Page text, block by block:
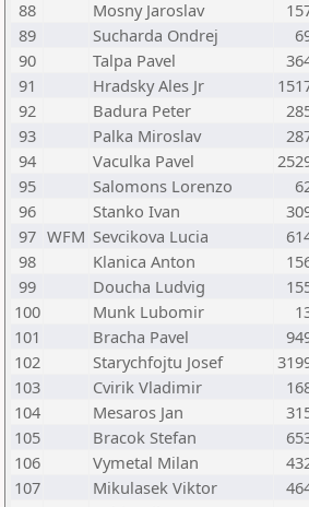
88 Mosny Jaroslav
89
Sucharda Ondrej
90
Talpa Pavel
91
Hradsky Ales Jr
92
Badura Peter
93
Palka Miroslav
94
Vaculka Pavel
95
Salomons Lorenzo
96
Stanko Ivan
97 WFM Sevcikova Lucia
98
Klanica Anton
99
Doucha Ludvig
100
Munk Lubomir
101
Bracha Pavel
102
Starychfojtu Josef
103
Cvirik Vladimir
104
Mesaros Jan
105
Bracok Stefan
106
Vymetal Milan
107
Mikulasek Viktor